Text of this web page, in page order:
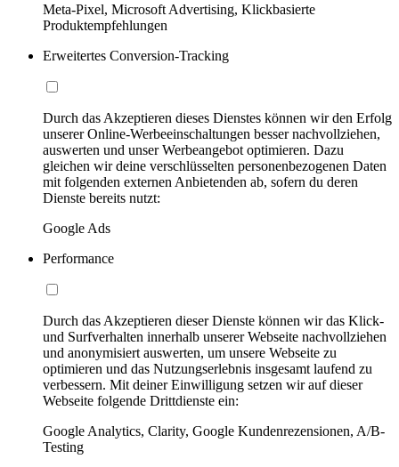
Meta-Pixel, Microsoft Advertising, Klickbasierte
Produktempfehlungen
Erweitertes Conversion-Tracking
Durch das Akzeptieren dieses Dienstes können wir den Erfolg
unserer Online-Werbeeinschaltungen besser nachvollziehen,
auswerten und unser Werbeangebot optimieren. Dazu
gleichen wir deine verschlüsselten personenbezogenen Daten
mit folgenden externen Anbietenden ab, sofern du deren
Dienste bereits nutzt:
Google Ads
Performance
Durch das Akzeptieren dieser Dienste können wir das Klick-
und Surfverhalten innerhalb unserer Webseite nachvollziehen
und anonymisiert auswerten, um unsere Webseite zu
optimieren und das Nutzungserlebnis insgesamt laufend zu
verbessern. Mit deiner Einwilligung setzen wir auf dieser
Webseite folgende Drittdienste ein:
Google Analytics, Clarity, Google Kundenrezensionen, A/B-
Testing